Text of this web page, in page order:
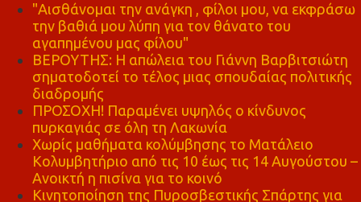
"Αισθάνομαι την ανάγκη , φίλοι μου, να εκφράσω
την βαθιά μου λύπη για τον θάνατο του
αγαπημένου μας φίλου"
ΒΕΡΟΥΤΗΣ: Η απώλεια του Γιάννη Βαρβιτσιώτη
σηματοδοτεί το τέλος μιας σπουδαίας πολιτικής
διαδρομής
ΠΡΟΣΟΧΗ! Παραμένει υψηλός ο κίνδυνος
πυρκαγιάς σε όλη τη Λακωνία
Χωρίς μαθήματα κολύμβησης το Ματάλειο
Κολυμβητήριο από τις 10 έως τις 14 Αυγούστου –
Ανοικτή η πισίνα για το κοινό
Κινητοποίηση της Πυροσβεστικής Σπάρτης για